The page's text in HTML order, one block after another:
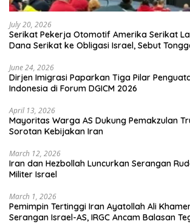
July 20, 2026
Serikat Pekerja Otomotif Amerika Serikat
Dana Serikat ke Obligasi Israel, Sebut
June 24, 2026
Dirjen Imigrasi Paparkan Tiga Pilar
Indonesia di Forum DGICM 2026
April 13, 2026
Mayoritas Warga AS Dukung Pemakzulan
Sorotan Kebijakan Iran
March 12, 2026
Iran dan Hezbollah Luncurkan Serangan
Militer Israel
March 1, 2026
Pemimpin Tertinggi Iran Ayatollah Ali
Serangan Israel-AS, IRGC Ancam Balasan